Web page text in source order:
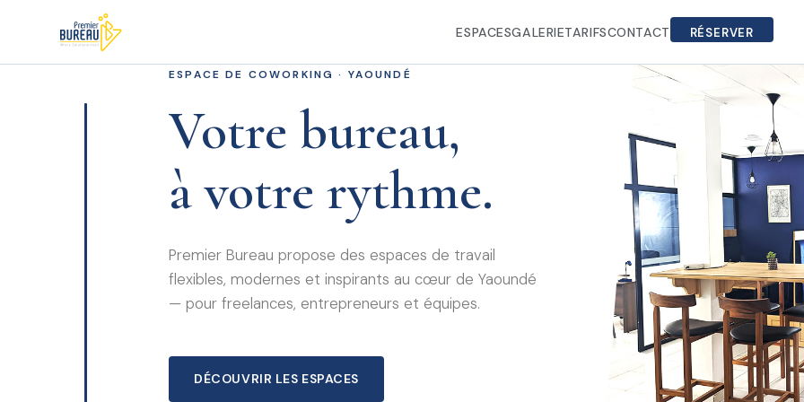
ESPACESGALERIETARIFSCONTACT RÉSERVER
ESPACE DE COWORKING · YAOUNDÉ
Votre bureau,
à votre rythme.
Premier Bureau propose des espaces de travail
flexibles, modernes et inspirants au cœur de Yaoundé
— pour freelances, entrepreneurs et équipes.
DÉCOUVRIR LES ESPACES